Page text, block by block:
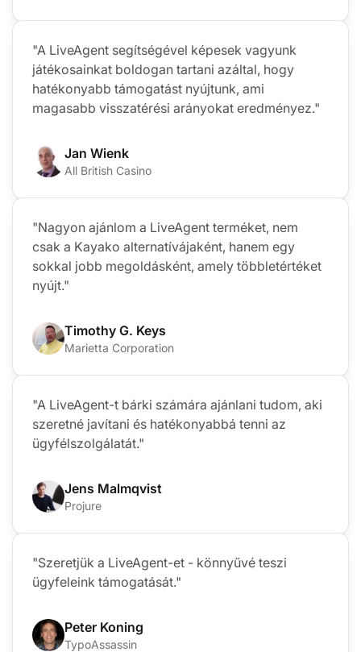
"A LiveAgent segítségével képesek vagyunk
játékosainkat boldogan tartani azáltal, hogy
hatékonyabb támogatást nyújtunk, ami
magasabb visszatérési arányokat eredményez."
Jan Wienk
All British Casino
"Nagyon ajánlom a LiveAgent terméket, nem
csak a Kayako alternatívájaként, hanem egy
sokkal jobb megoldásként, amely többletértéket
nyújt."
Timothy G. Keys
Marietta Corporation
"A LiveAgent-t bárki számára ajánlani tudom, aki
szeretné javítani és hatékonyabbá tenni az
ügyfélszolgálatát."
Jens Malmqvist
Projure
"Szeretjük a LiveAgent-et - könnyűvé teszi
ügyfeleink támogatását."
Peter Koning
TypoAssassin